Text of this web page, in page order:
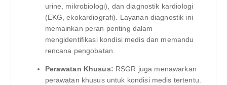
urine, mikrobiologi), dan diagnostik kardiologi
(EKG, ekokardiografi). Layanan diagnostik ini
memainkan peran penting dalam
mengidentifikasi kondisi medis dan memandu
rencana pengobatan.
Perawatan Khusus: RSGR juga menawarkan
perawatan khusus untuk kondisi medis tertentu.